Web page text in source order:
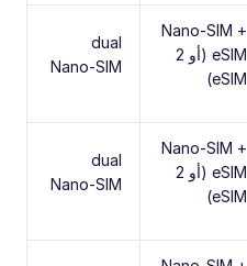
Nano-SIM +
eSIM (أو 2
eSIM)
dual
Nano-SIM
Nano-SIM +
eSIM (أو 2
eSIM)
dual
Nano-SIM